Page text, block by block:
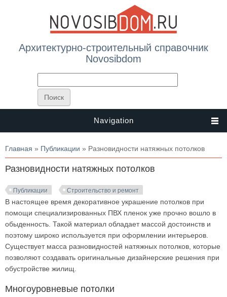
Архитектурно-строительный справочник
Novosibdom
Navigation
Вы здесь
Главная » Публикации » Разновидности натяжных потолков
Разновидности натяжных потолков
Публикации Строительство и ремонт
В настоящее время декоративное украшение потолков при
помощи специализированных ПВХ пленок уже прочно вошло в
обыденность. Такой материал обладает массой достоинств и
поэтому широко используется при оформлении интерьеров.
Существует масса разновидностей натяжных потолков, которые
позволяют создавать оригинальные дизайнерские решения при
обустройстве жилищ.
Многоуровневые потолки